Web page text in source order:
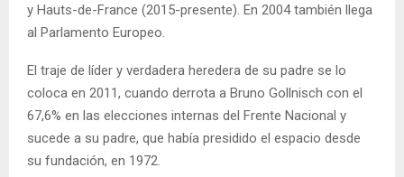
y Hauts-de-France (2015-presente). En 2004 también llega
al Parlamento Europeo.
El traje de líder y verdadera heredera de su padre se lo
coloca en 2011, cuando derrota a Bruno Gollnisch con el
67,6% en las elecciones internas del Frente Nacional y
sucede a su padre, que había presidido el espacio desde
su fundación, en 1972.